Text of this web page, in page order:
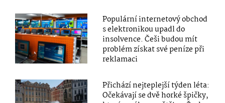
Populární internetový obchod
s elektronikou upadl do
insolvence. Češi budou mít
problém získat své peníze při
reklamaci
Přichází nejteplejší týden léta:
Očekávají se dvě horké špičky,